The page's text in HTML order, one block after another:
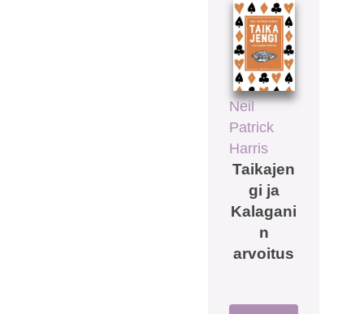
Neil
Patrick
Harris
Taikajen
gi ja
Kalagani
n
arvoitus